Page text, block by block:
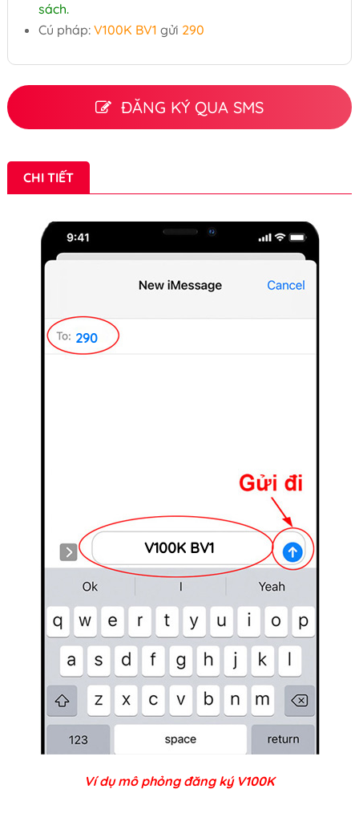
sách.
Cú pháp: V100K BV1 gửi 290
ĐĂNG KÝ QUA SMS
CHI TIẾT
290
V100K BV1
Ví dụ mô phỏng đăng ký V100K